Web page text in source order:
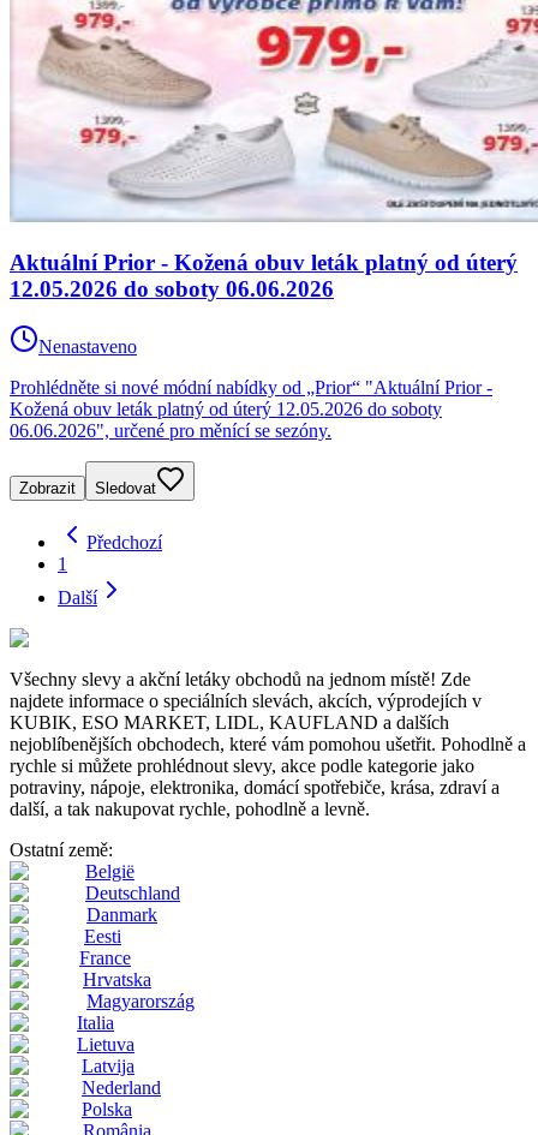
Aktuální Prior - Kožená obuv leták platný od úterý
12.05.2026 do soboty 06.06.2026
Nenastaveno
Prohlédněte si nové módní nabídky od „Prior“ "Aktuální Prior -
Kožená obuv leták platný od úterý 12.05.2026 do soboty
06.06.2026", určené pro měnící se sezóny.
Zobrazit Sledovat
Předchozí
1
Další
Všechny slevy a akční letáky obchodů na jednom místě! Zde
najdete informace o speciálních slevách, akcích, výprodejích v
KUBIK, ESO MARKET, LIDL, KAUFLAND a dalších
nejoblíbenějších obchodech, které vám pomohou ušetřit. Pohodlně a
rychle si můžete prohlédnout slevy, akce podle kategorie jako
potraviny, nápoje, elektronika, domácí spotřebiče, krása, zdraví a
další, a tak nakupovat rychle, pohodlně a levně.
Ostatní země:
België
Deutschland
Danmark
Eesti
France
Hrvatska
Magyarország
Italia
Lietuva
Latvija
Nederland
Polska